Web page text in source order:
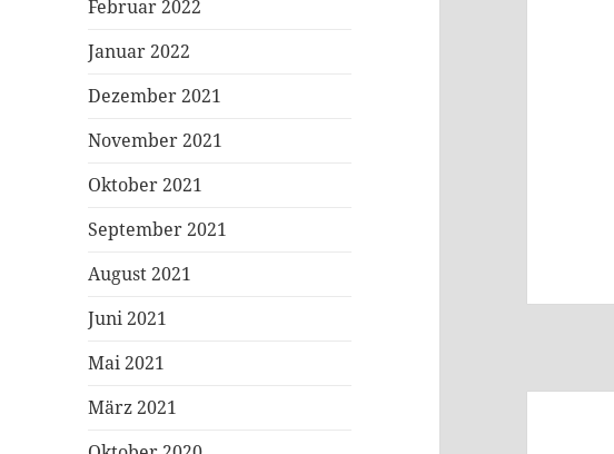
Februar 2022
Januar 2022
Dezember 2021
November 2021
Oktober 2021
September 2021
August 2021
Juni 2021
Mai 2021
März 2021